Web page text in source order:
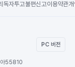
독자투고불편신고이용약관
PC 버전
아55810